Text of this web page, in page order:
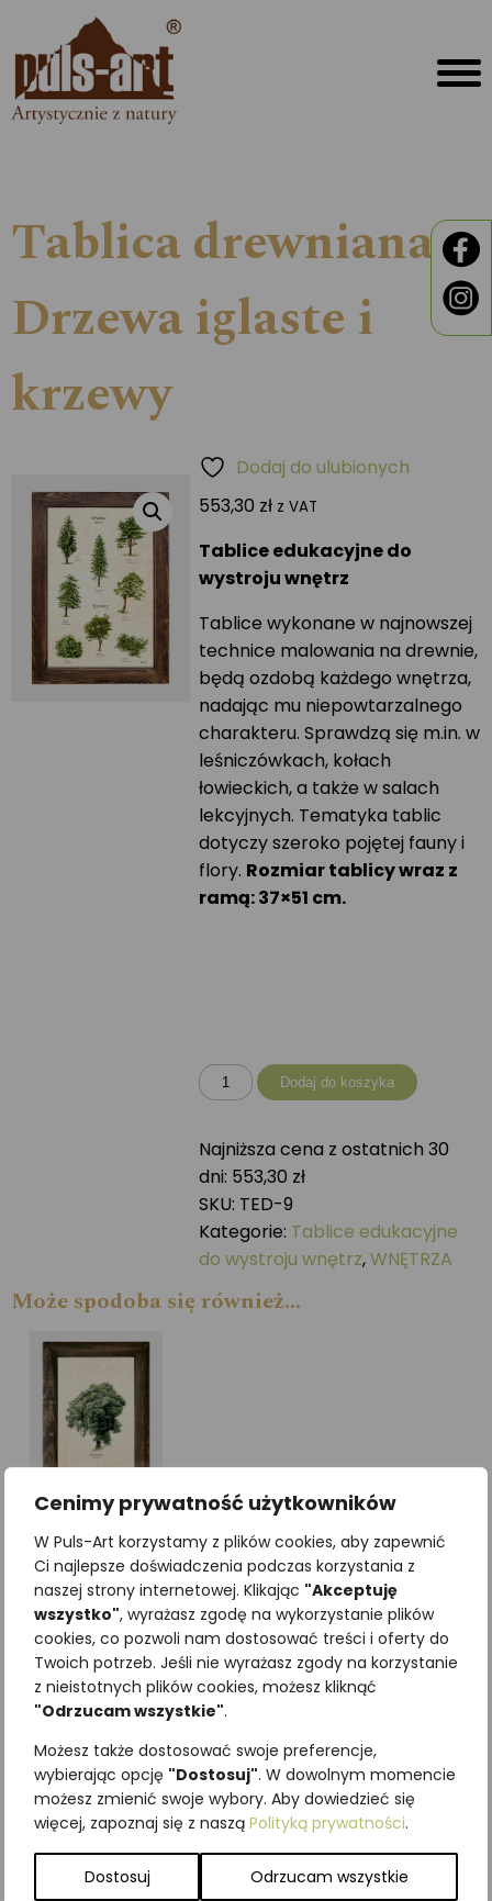
Cenimy prywatność użytkowników
W Puls-Art korzystamy z plików cookies, aby zapewnić
Ci najlepsze doświadczenia podczas korzystania z
naszej strony internetowej. Klikając "Akceptuję
wszystko", wyrażasz zgodę na wykorzystanie plików
cookies, co pozwoli nam dostosować treści i oferty do
Twoich potrzeb. Jeśli nie wyrażasz zgody na korzystanie
z nieistotnych plików cookies, możesz kliknąć
"Odrzucam wszystkie".
Możesz także dostosować swoje preferencje,
wybierając opcję "Dostosuj". W dowolnym momencie
możesz zmienić swoje wybory. Aby dowiedzieć się
więcej, zapoznaj się z naszą Polityką prywatności.
Dostosuj Odrzucam wszystkie
Tablica drewniana –
Drzewa iglaste i
krzewy
553,30 zł z VAT
Tablice edukacyjne do
wystroju wnętrz
Tablice wykonane w najnowszej
technice malowania na drewnie,
będą ozdobą każdego wnętrza,
nadając mu niepowtarzalnego
charakteru. Sprawdzą się m.in. w
leśniczówkach, kołach
łowieckich, a także w salach
lekcyjnych. Tematyka tablic
dotyczy szeroko pojętej fauny i
flory. Rozmiar tablicy wraz z
ramą: 37×51 cm.
ilość
Tablica
-
Drzewa
iglaste
i
krzewy
Dodaj do koszyka
Dodaj do ulubionych
Najniższa cena z ostatnich 30
dni: 553,30 zł
SKU: TED-9
Kategorie: Tablice edukacyjne
do wystroju wnętrz,WNĘTRZA
Może spodoba się również…
Galeria drzew na
drewnie – Wierzba
biała
307,50zł z VAT
Dodaj do koszyka